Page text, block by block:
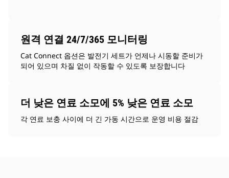
원격 연결 24/7/365 모니터링
Cat Connect 옵션은 발전기 세트가 언제나 시동할 준비가
되어 있으며 차질 없이 작동할 수 있도록 보장합니다
더 낮은 연료 소모에 5% 낮은 연료 소모
각 연료 보충 사이에 더 긴 가동 시간으로 운영 비용 절감